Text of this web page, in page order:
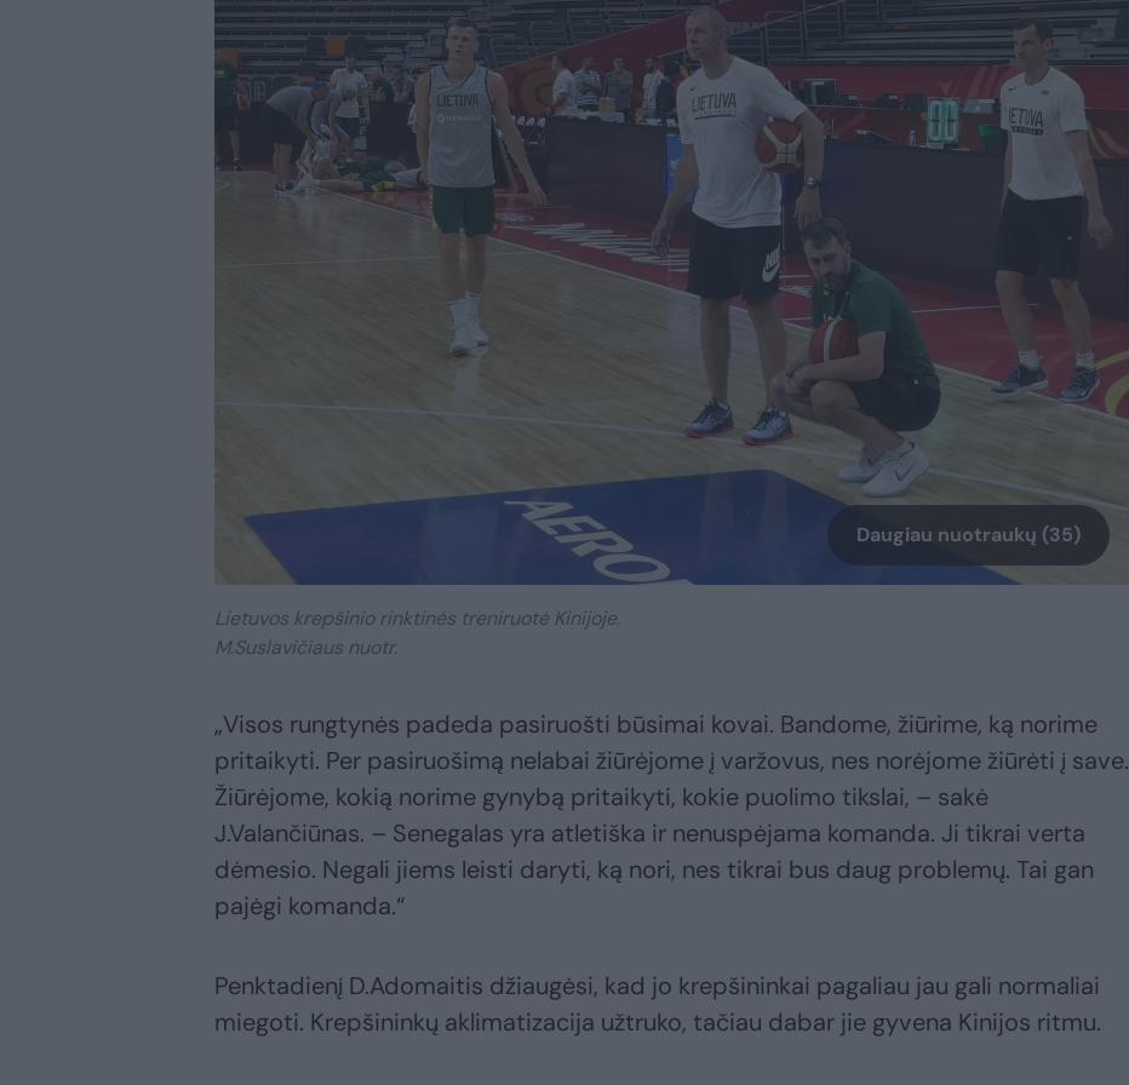
Daugiau nuotraukų (35)
Lietuvos krepšinio rinktinės treniruotė Kinijoje.
M.Suslavičiaus nuotr.
„Visos rungtynės padeda pasiruošti būsimai kovai. Bandome, žiūrime, ką norime
pritaikyti. Per pasiruošimą nelabai žiūrėjome į varžovus, nes norėjome žiūrėti į save.
Žiūrėjome, kokią norime gynybą pritaikyti, kokie puolimo tikslai, – sakė
J.Valančiūnas. – Senegalas yra atletiška ir nenuspėjama komanda. Ji tikrai verta
dėmesio. Negali jiems leisti daryti, ką nori, nes tikrai bus daug problemų. Tai gan
pajėgi komanda.“
Penktadienį D.Adomaitis džiaugėsi, kad jo krepšininkai pagaliau jau gali normaliai
miegoti. Krepšininkų aklimatizacija užtruko, tačiau dabar jie gyvena Kinijos ritmu.